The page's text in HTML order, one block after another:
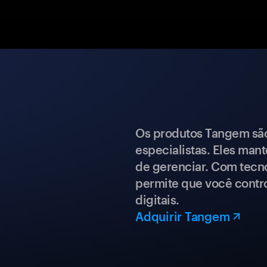
Os produtos Tangem
especialistas. Eles
de gerenciar. Com
permite que você
digitais.
Adquirir Tangem